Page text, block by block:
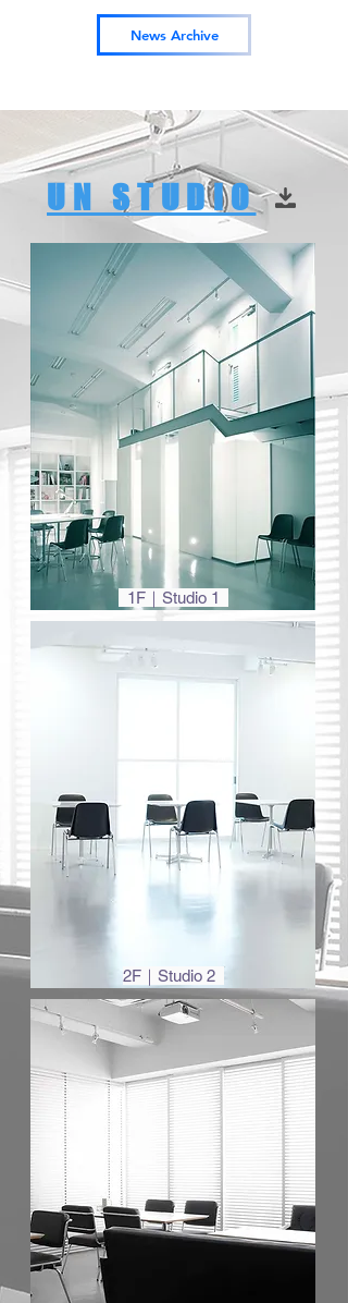
News Archive
UN STUDIO
1F｜Studio 1
2F｜Studio 2